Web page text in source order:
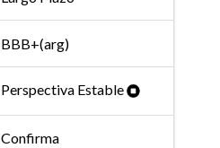
BBB+(arg)
Perspectiva Estable
Confirma